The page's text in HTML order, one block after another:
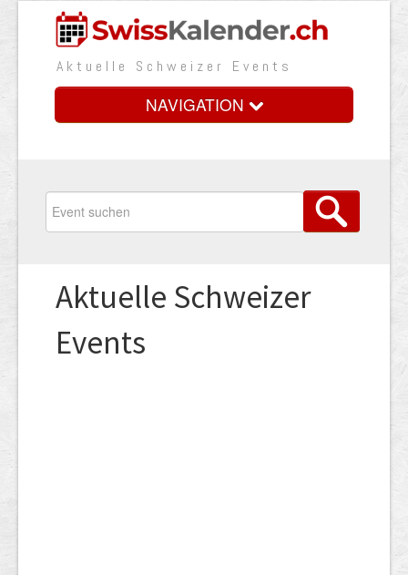
Aktuelle Schweizer Events
NAVIGATION
Vorteile
Medienbooster
Event erfassen
Aktuelle Schweizer
Events